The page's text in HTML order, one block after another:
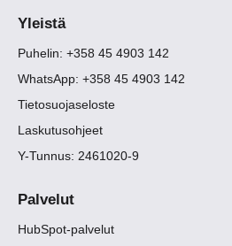
Yleistä
Puhelin: +358 45 4903 142
WhatsApp: +358 45 4903 142
Tietosuojaseloste
Laskutusohjeet
Y-Tunnus: 2461020-9
Palvelut
HubSpot-palvelut